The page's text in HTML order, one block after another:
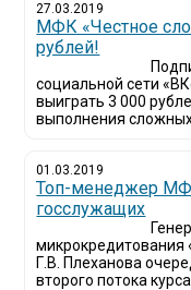
27.03.2019
МФК «Честное
рублей!
социальной сети
выиграть 3 000
выполнения
01.03.2019
Топ-менеджер
госслужащих
микрокредитования
Г.В. Плеханова
второго потока